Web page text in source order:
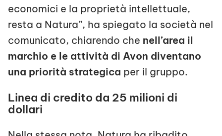
economici e la proprietà intellettuale,
resta a Natura”, ha spiegato la società nel
comunicato, chiarendo che nell’area il
marchio e le attività di Avon diventano
una priorità strategica per il gruppo.
Linea di credito da 25 milioni di
dollari